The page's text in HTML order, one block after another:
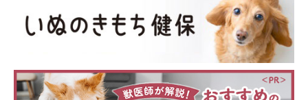
ソファの下に潜る姿がかわいい生後2カ月の柴の
子犬→1才になると「入れない！」 成長ビフォ
ーアフターにキュン
潜り込めると思っていたのに……あれ、入れない！ 紹介するの
は、X（旧Twitter）ユーザー@MochiKuroshibaさんの愛犬・もち
吉くんの「ソファの下に入る」という行動でわかる成長ビフォーア
フター。生後2カ月と1才6カ月のころを比べてみると……。撮影当
日の様子や、もち吉くんの性格や魅力など、詳しいお話を伺いまし
た。
関連記事:
飼い主のナデナデを待つ柴犬！『なでられ体勢